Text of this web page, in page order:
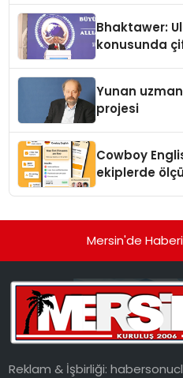
Bhaktawer:
konusunda
Yunan
projesi
Cowboy
ekiplerde
Mersin'de
Reklam & İşbirliği: